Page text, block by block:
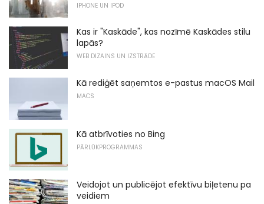
IPHONE UN IPOD
Kas ir "Kaskāde", kas nozīmē Kaskādes stilu
lapās?
WEB DIZAINS UN IZSTRĀDE
Kā rediģēt saņemtos e-pastus macOS Mail
MACS
Kā atbrīvoties no Bing
PĀRLŪKPROGRAMMAS
Veidojot un publicējot efektīvu biļetenu pa
veidiem